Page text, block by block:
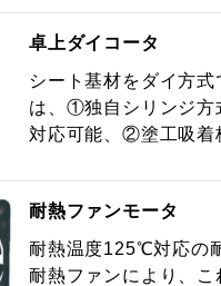
卓上ダイコータ
シート基材をダイ方
は、①独自シリンジ方
対応可能、②塗工吸着
耐熱ファンモータ
耐熱温度125℃対応の
耐熱ファンにより、